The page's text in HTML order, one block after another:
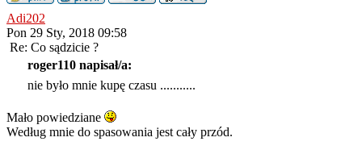
Adi202
Pon 29 Sty, 2018 09:58
Re: Co sądzicie ?
roger110 napisał/a:
nie było mnie kupę czasu ...........
Mało powiedziane
Według mnie do spasowania jest cały przód.